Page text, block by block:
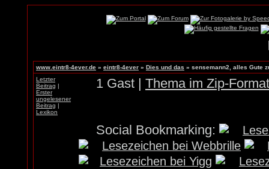
www.eintr8-4ever.de » eintr8-4ever » Dies und das » sensemann2, alles Gute
Letzter
Beitrag |
Erster
ungelesener
Beitrag |
Lexikon
1 Gast | Thema im Zip-
Social Bookmarking: